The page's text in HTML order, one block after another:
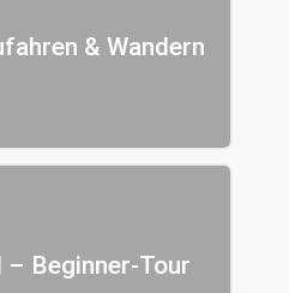
& Wandern
– Beginner-Tour